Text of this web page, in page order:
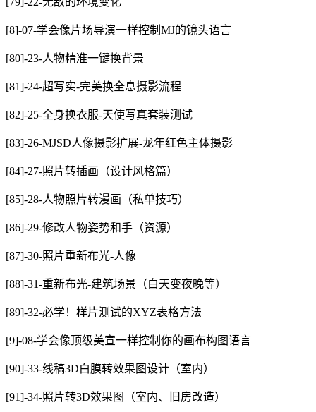
[8]-07-学会像片场导演一样控制MJ的镜头语言
[80]-23-人物精准一键换背景
[81]-24-超写实-完美换全息摄影流程
[82]-25-全身换衣服-天使写真套装测试
[83]-26-MJSD人像摄影扩展-龙年红色主体摄影
[84]-27-照片转插画（设计风格篇）
[85]-28-人物照片转漫画（私单技巧）
[86]-29-修改人物姿势和手（资源）
[87]-30-照片重新布光-人像
[88]-31-重新布光-建筑场景（白天变夜晚等）
[89]-32-必学！样片测试的XYZ表格方法
[9]-08-学会像顶级美宣一样控制你的画布构图语言
[90]-33-线稿3D白膜转效果图设计（室内）
[91]-34-照片转3D效果图（室内、旧房改造）